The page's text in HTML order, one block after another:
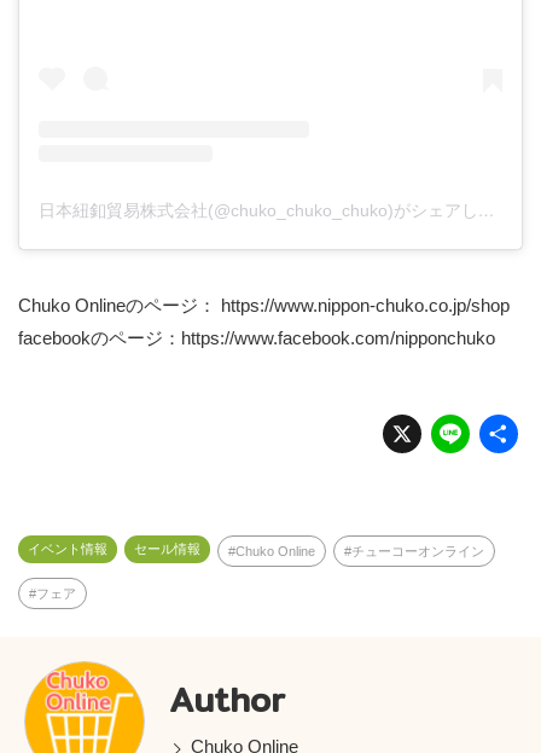
日本紐釦貿易株式会社(@chuko_chuko_chuko)がシェアした投稿
Chuko Onlineのページ： https://www.nippon-chuko.co.jp/shop
facebookのページ： https://www.facebook.com/nipponchuko
X Li
n
イベント情報 セール情報 Chuko Online チューコーオンライン
フェア
Author
Chuko Online